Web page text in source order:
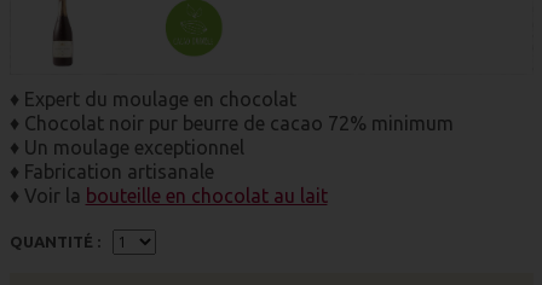
♦ Expert du moulage en chocolat
♦ Chocolat noir pur beurre de cacao 72% minimum
♦ Un moulage exceptionnel
♦ Fabrication artisanale
♦ Voir la bouteille en chocolat au lait
QUANTITÉ :